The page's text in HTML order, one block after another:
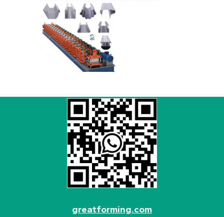
greatforming.com